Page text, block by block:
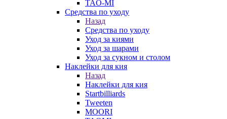
TAO-MI
Средства по уходу
Назад
Средства по уходу
Уход за киями
Уход за шарами
Уход за сукном и столом
Наклейки для кия
Назад
Наклейки для кия
Startbilliards
Tweeten
MOORI